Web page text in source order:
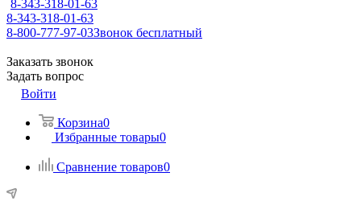
8-343-318-01-63
8-343-318-01-63
8-800-777-97-03Звонок бесплатный
Заказать звонок
Задать вопрос
Войти
Корзина0
Избранные товары0
Сравнение товаров0